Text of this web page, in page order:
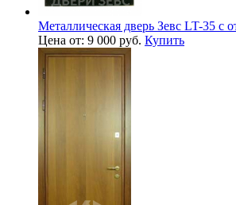
Металлическая дверь Зевс LT-35 с
Цена от: 9 000 руб. Купить